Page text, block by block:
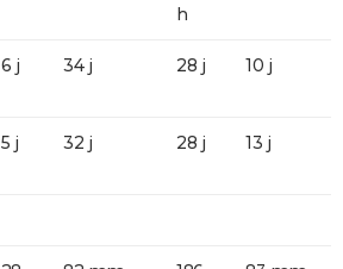
h
j 34 j 28 j 10 j
j 32 j 28 j 13 j